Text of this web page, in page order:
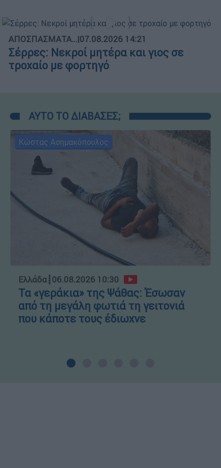
ΑΠΟΣΠΑΣΜΑΤΑ...|07.08.2026 14:21
Σέρρες: Νεκροί μητέρα και γιος σε
τροχαίο με φορτηγό
ΑΥΤΟ ΤΟ ΔΙΑΒΑΣΕΣ;
Κώστας Ασημακόπουλος
Ελλάδα┋06.08.2026 10:30
Τα «γεράκια» της Ψάθας: Έσωσαν
από τη μεγάλη φωτιά τη γειτονιά
που κάποτε τους έδιωχνε